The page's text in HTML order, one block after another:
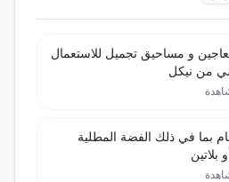
و مساحيق تجميل للاستعمال
من نيكل
بما في ذلك الفضة المطلية
بلاتين